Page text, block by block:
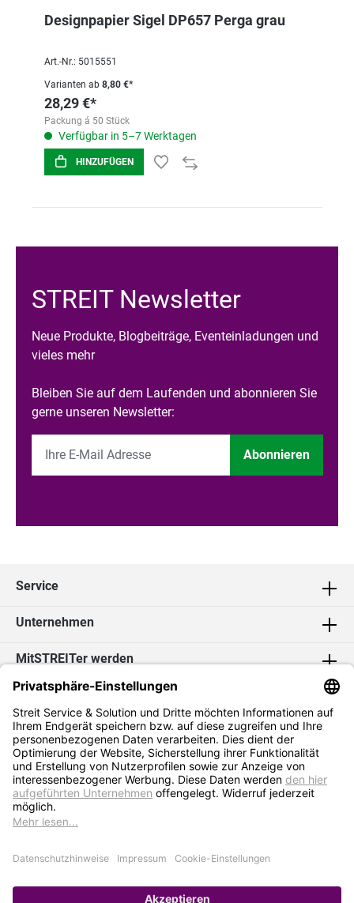
Designpapier Sigel DP657 Perga grau
Art.-Nr.: 5015551
Varianten ab 8,80 €*
28,29 €*
Packung á 50 Stück
Verfügbar in 5–7 Werktagen
HINZUFÜGEN
STREIT Newsletter
Neue Produkte, Blogbeiträge, Eventeinladungen und
vieles mehr
Bleiben Sie auf dem Laufenden und abonnieren Sie
gerne unseren Newsletter:
Abonnieren
Service
Unternehmen
MitSTREITer werden
Kontakt
Social Media
* Alle Preise exkl. MwSt. zzgl.Versandkosten
Impressum